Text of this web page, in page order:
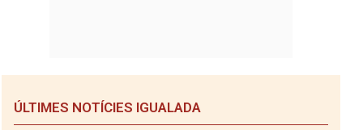
ÚLTIMES NOTÍCIES IGUALADA